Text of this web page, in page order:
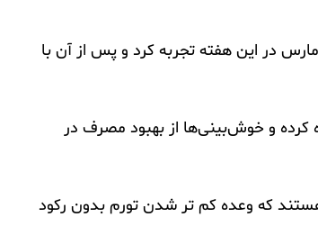
در این هفته تجربه کرد و پس از آن با
را تیره کرده و خوش‌بینی‌ها از بهبود مصرف در
که وعده کم تر شدن تورم بدون رکود